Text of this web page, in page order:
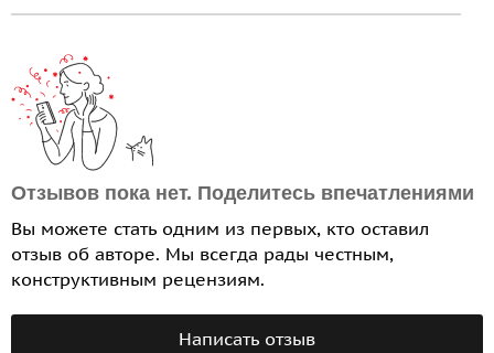
Отзывов пока нет. Поделитесь впечатлениями
Вы можете стать одним из первых, кто оставил
отзыв об авторе. Мы всегда рады честным,
конструктивным рецензиям.
Написать отзыв